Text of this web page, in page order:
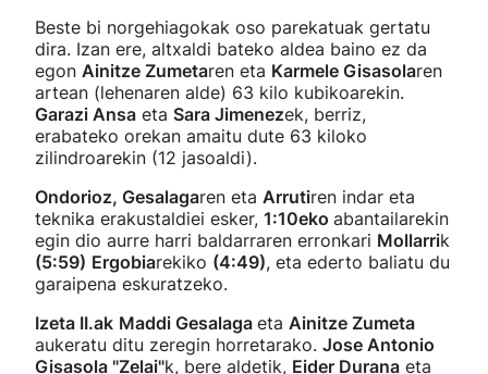
Beste bi norgehiagokak oso parekatuak gertatu
dira. Izan ere, altxaldi bateko aldea baino ez da
egon Ainitze Zumetaren eta Karmele Gisasolaren
artean (lehenaren alde) 63 kilo kubikoarekin.
Garazi Ansa eta Sara Jimenezek, berriz,
erabateko orekan amaitu dute 63 kiloko
zilindroarekin (12 jasoaldi).
Ondorioz, Gesalagaren eta Arrutiren indar eta
teknika erakustaldiei esker, 1:10eko abantailarekin
egin dio aurre harri baldarraren erronkari Mollarrik
(5:59) Ergobiarekiko (4:49), eta ederto baliatu du
garaipena eskuratzeko.
Izeta II.ak Maddi Gesalaga eta Ainitze Zumeta
aukeratu ditu zeregin horretarako. Jose Antonio
Gisasola "Zelai"k, bere aldetik, Eider Durana eta